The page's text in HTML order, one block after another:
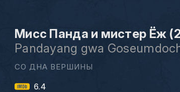
Мисс Панда и мистер Ёж
Pandayang gwa
СО ДНА ВЕРШИНЫ
6.4